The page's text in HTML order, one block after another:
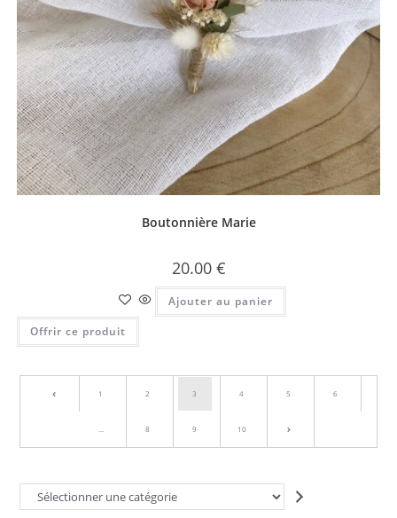
Boutonnière Marie
20.00 €
Ajouter au panier
Offrir ce produit
1 2 3 4 5 6
… 8 9 10